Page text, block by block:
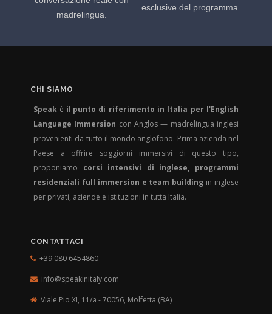
madrelingua.
esclusive del programma.
CHI SIAMO
Speak è il punto di riferimento in Italia per l'English
Language Immersion con Anglos — madrelingua inglesi
provenienti da tutto il mondo anglofono. Prima azienda nel
Paese a offrire soggiorni immersivi di questo tipo,
proponiamo corsi intensivi di inglese, programmi
residenziali full immersion e team building in inglese
per privati, aziende e istituzioni in tutta Italia.
CONTATTACI
+39 080 6454860
info@speakinitaly.com
Viale Pio XI, 11/a - 70056, Molfetta (BA)